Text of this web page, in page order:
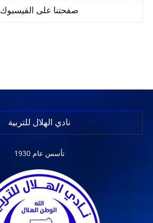
صفحتنا على الفيسبوك
نادي الهلال للتربية
تأسس عام 1930